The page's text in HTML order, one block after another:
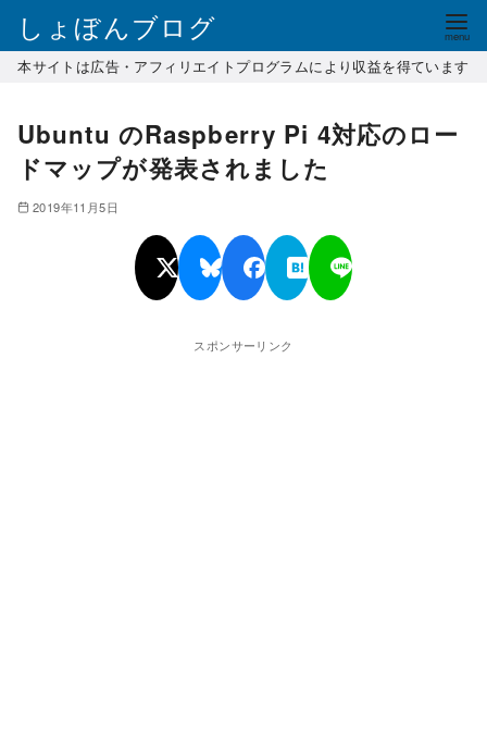
しょぼんブログ
本サイトは広告・アフィリエイトプログラムにより収益を得ています
Ubuntu のRaspberry Pi 4対応のロー
ドマップが発表されました
2019年11月5日
スポンサーリンク